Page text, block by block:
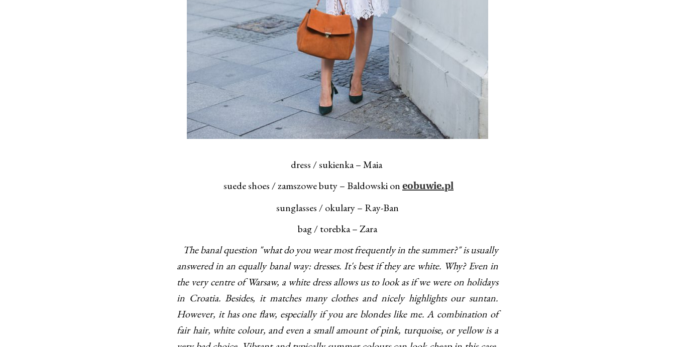
dress / sukienka – Maia
suede shoes / zamszowe buty – Baldowski on eobuwie.pl
sunglasses / okulary – Ray-Ban
bag / torebka – Zara
The banal question "what do you wear most frequently in the summer?" is usually
answered in an equally banal way: dresses. It's best if they are white. Why? Even in
the very centre of Warsaw, a white dress allows us to look as if we were on holidays
in Croatia. Besides, it matches many clothes and nicely highlights our suntan.
However, it has one flaw, especially if you are blondes like me. A combination of
fair hair, white colour, and even a small amount of pink, turquoise, or yellow is a